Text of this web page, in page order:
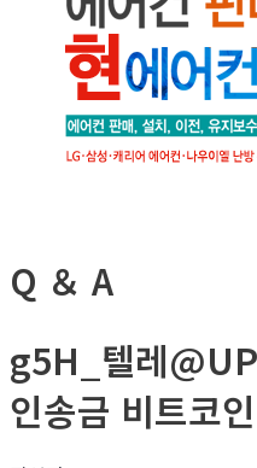
Q ＆ A
g5H_텔레
인송금 비트코